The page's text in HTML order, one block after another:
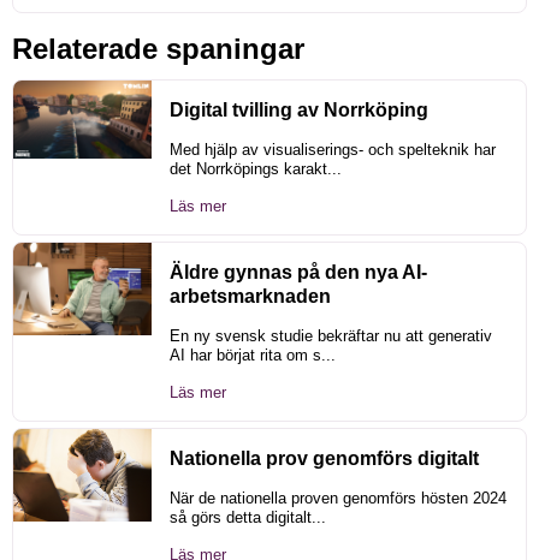
Relaterade spaningar
Digital tvilling av Norrköping
Med hjälp av visualiserings- och spelteknik har
det Norrköpings karakt...
Läs mer
Äldre gynnas på den nya AI-
arbetsmarknaden
En ny svensk studie bekräftar nu att generativ
AI har börjat rita om s...
Läs mer
Nationella prov genomförs digitalt
När de nationella proven genomförs hösten 2024
så görs detta digitalt...
Läs mer